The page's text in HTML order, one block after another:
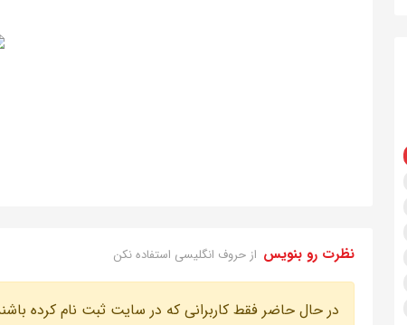
نظرت رو بنویس از حروف انگلیسی استفاده نکن
در حال حاضر فقط کاربرانی که در سایت ثبت نام کرده